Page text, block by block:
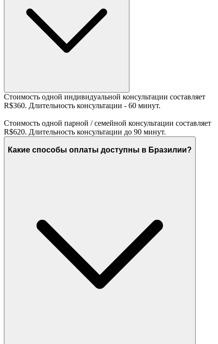
Стоимость одной индивидуальной консультации составляет
R$360. Длительность консультации - 60 минут.
Стоимость одной парной / семейной консультации составляет
R$620. Длительность консультации до 90 минут.
Какие способы оплаты доступны в Бразилии?